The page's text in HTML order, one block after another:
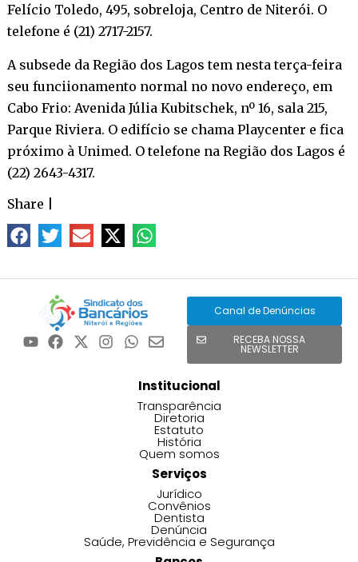
Felício Toledo, 495, sobreloja, Centro de Niterói. O
telefone é (21) 2717-2157.
A subsede da Região dos Lagos tem nesta terça-feira
seu funciionamento normal no novo endereço, em
Cabo Frio: Avenida Júlia Kubitschek, nº 16, sala 215,
Parque Riviera. O edifício se chama Playcenter e fica
próximo à Unimed. O telefone na Região dos Lagos é
(22) 2643-4317.
Share
Canal de Denúncias
RECEBA NOSSA
NEWSLETTER
Institucional
Transparência
Diretoria
Estatuto
História
Quem somos
Serviços
Jurídico
Convênios
Dentista
Denúncia
Saúde, Previdência e Segurança